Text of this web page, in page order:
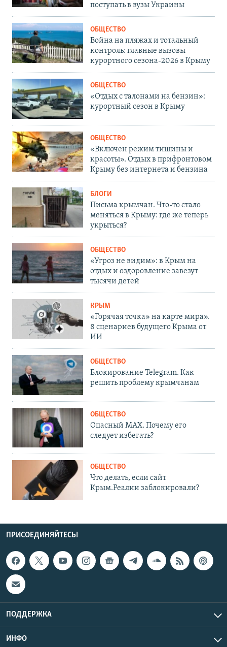
поступать в вузы Украины
ОБЩЕСТВО
Война на пляжах и тотальный
контроль: главные вызовы
курортного сезона-2026 в Крыму
ОБЩЕСТВО
«Отдых с талонами на бензин»:
курортный сезон в Крыму
ОБЩЕСТВО
«Включен режим тишины и
красоты». Отдых в прифронтовом
Крыму без интернета и бензина
БЛОГИ
Письма крымчан. Что-то стало
меняться в Крыму: где же теперь
укрыться?
ОБЩЕСТВО
«Угроз не видим»: в Крым на
отдых и оздоровление завезут
тысячи детей
КРЫМ
«Горячая точка» на карте мира».
8 сценариев будущего Крыма от
ИИ
ОБЩЕСТВО
Блокирование Telegram. Как
решить проблему крымчанам
ОБЩЕСТВО
Опасный MAX. Почему его
следует избегать?
ОБЩЕСТВО
Что делать, если сайт
Крым.Реалии заблокировали?
ПРИСОЕДИНЯЙТЕСЬ!
ПОДДЕРЖКА
ИНФО